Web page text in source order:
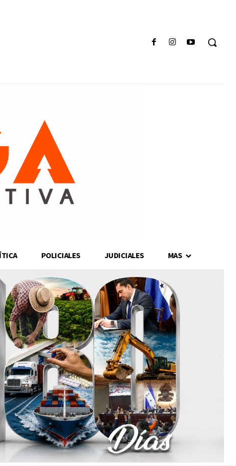
POLICIALES JUDICIALES MAS